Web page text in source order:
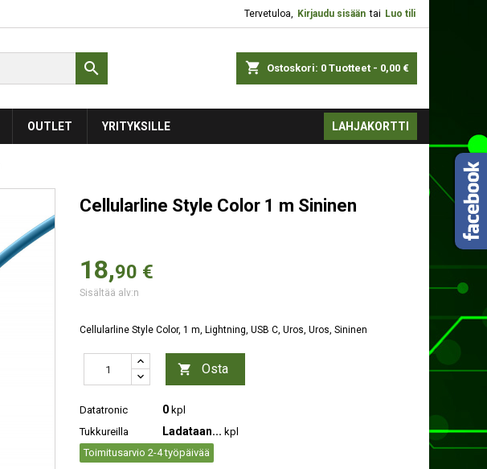
Tervetuloa, Kirjaudu sisään tai Luo tili
shopping_cart Ostoskori: 0 Tuotteet - 0,00 €

OUTLET YRITYKSILLE LAHJAKORTTI
Cellularline Style Color 1 m Sininen
18,90 €
Sisältää alv:n
Cellularline Style Color, 1 m, Lightning, USB C, Uros, Uros, Sininen
 Osta
Datatronic 0 kpl
Tukkureilla
Ladataan... kpl
Toimitusarvio 2-4 työpäivää